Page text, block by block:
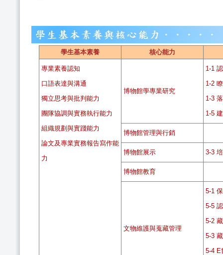
學生基本素養 核心能力
專業素養認知
口語表達與溝通
獨立思考與批判能力
團隊協調與實務執行能力
組織規劃與實踐能力
論文及專業實務報告寫作能
力
博物館學專業研究
1-1
1-2
1-3
1-5
博物館管理與行銷
博物館展示 3-3
博物館教育
文物維護與蒐藏管理
5-1
5-5
5-2
5-3
5-4 E